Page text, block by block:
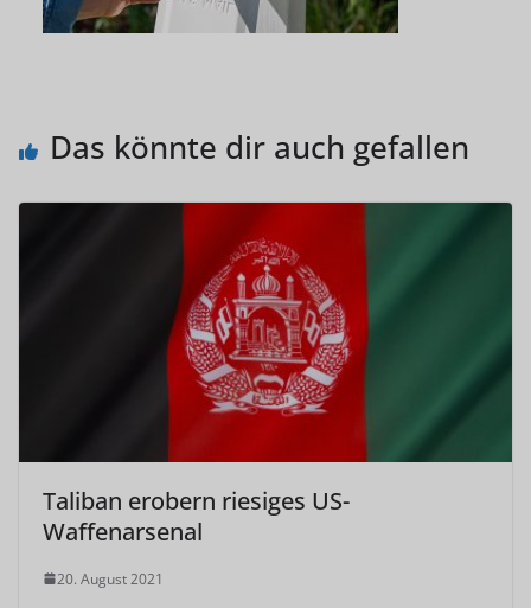
Das könnte dir auch gefallen
Taliban erobern riesiges US-
Waffenarsenal
20. August 2021